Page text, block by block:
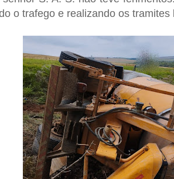
o trafego e realizando os tramites